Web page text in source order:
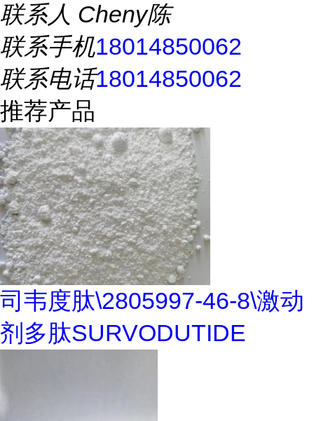
联系人 Cheny陈
联系手机18014850062
联系电话18014850062
推荐产品
司韦度肽\2805997-46-8\激动
剂多肽SURVODUTIDE